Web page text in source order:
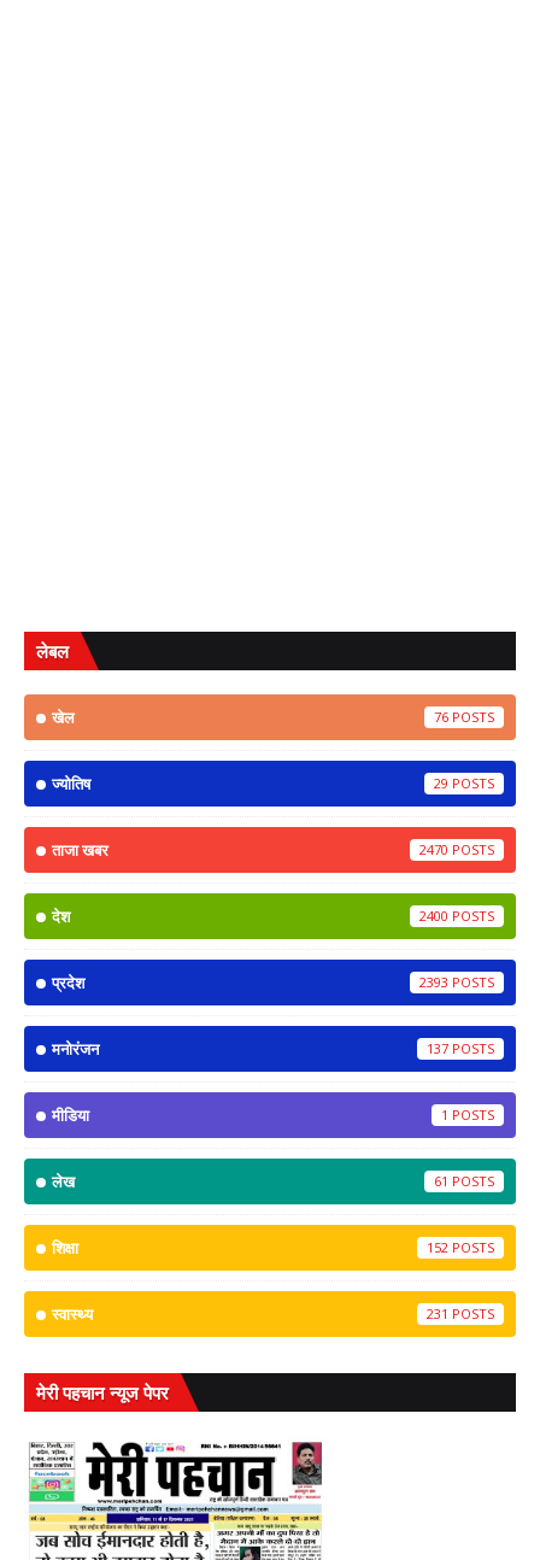
लेबल
खेल 76
ज्योतिष 29
ताजा खबर 2470
देश 2400
प्रदेश 2393
मनोरंजन 137
मीडिया 1
लेख 61
शिक्षा 152
स्वास्थ्य 231
मेरी पहचान न्यूज पेपर